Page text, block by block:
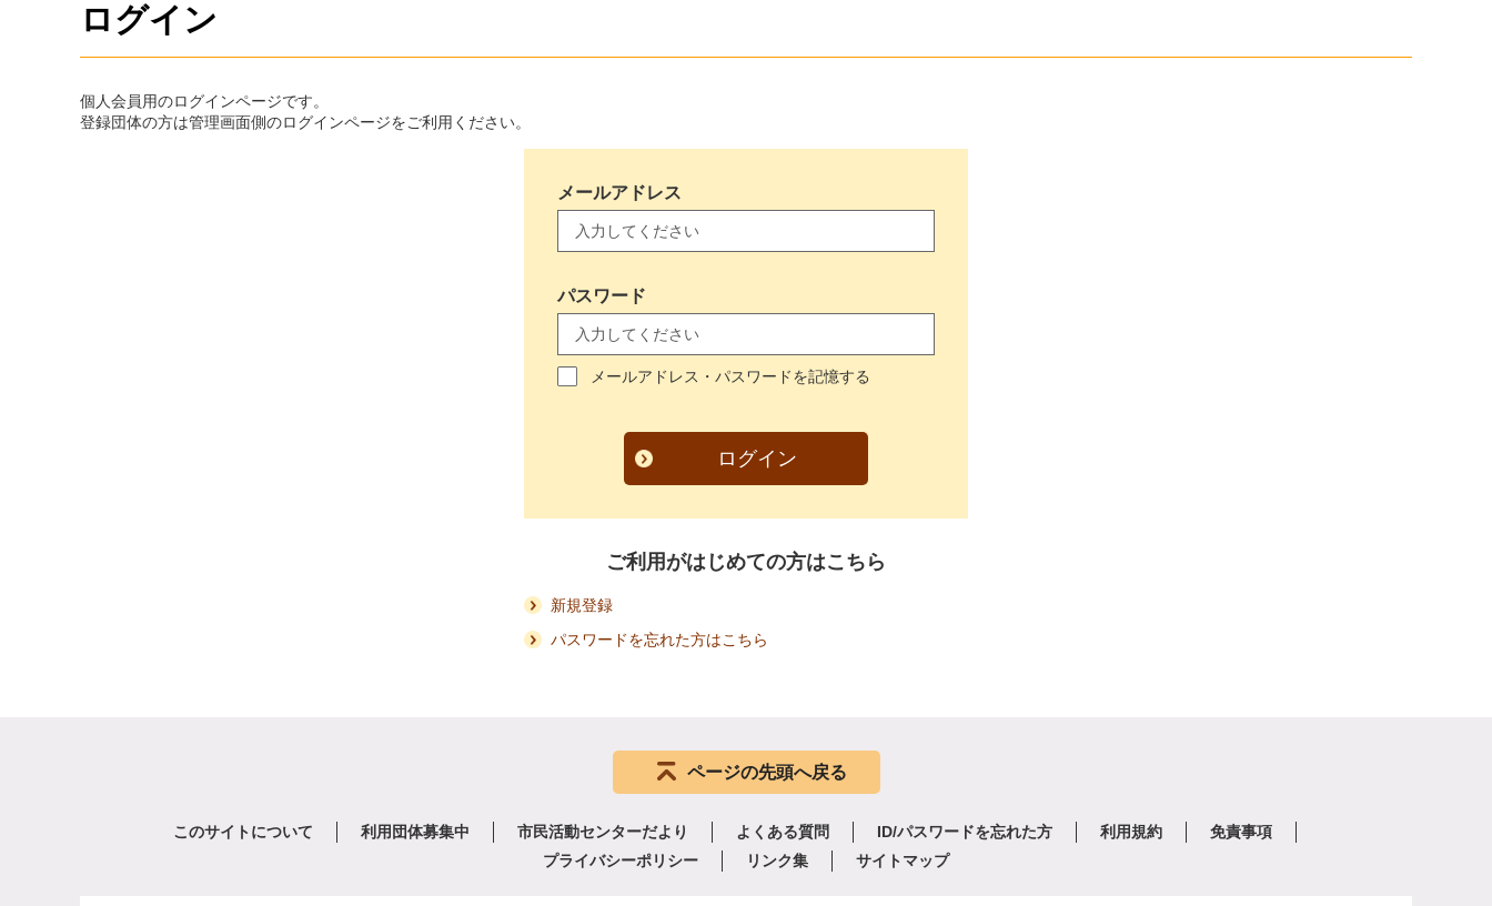
ログイン
個人会員用のログインページです。
登録団体の方は管理画面側のログインページをご利用ください。
メールアドレス
パスワード
メールアドレス・パスワードを記憶する
ログイン
ご利用がはじめての方はこちら
新規登録
パスワードを忘れた方はこちら
ページの先頭へ戻る
このサイトについて 利用団体募集中 市民活動センターだより よくある質問 ID/パスワードを忘れた方 利用規約
免責事項
プライバシーポリシー
リンク集 サイトマップ